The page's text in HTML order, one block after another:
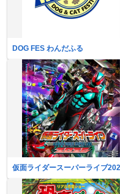
DOG FES わんだふる
仮面ライダースーパーライブ